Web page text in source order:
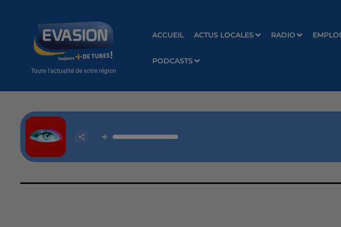
Toute l'actualité de votre région
ACCUEIL ACTUS LOCALES RADIO EMPLOI
PODCASTS